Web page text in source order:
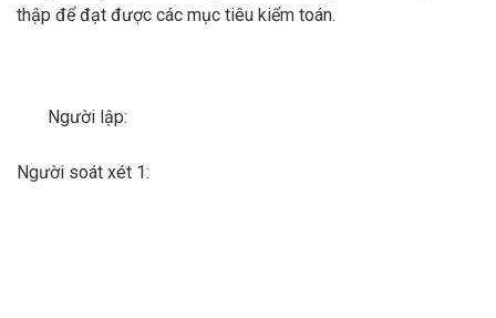
thập để đạt được các mục tiêu kiểm toán.
Người lập:
Người soát xét 1: